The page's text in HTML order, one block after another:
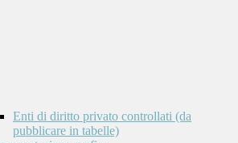
Enti di diritto privato controllati (da
pubblicare in tabelle)